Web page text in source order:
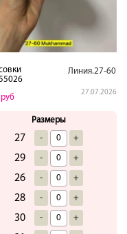
Линия.27-60
27.07.2026
руб
Размеры
27 - +
29 - +
26 - +
28 - +
30 - +